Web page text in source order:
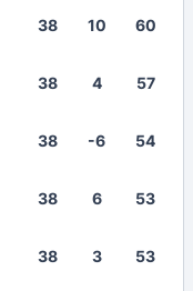
38 10 60
38 4 57
38 -6 54
38 6 53
38 3 53